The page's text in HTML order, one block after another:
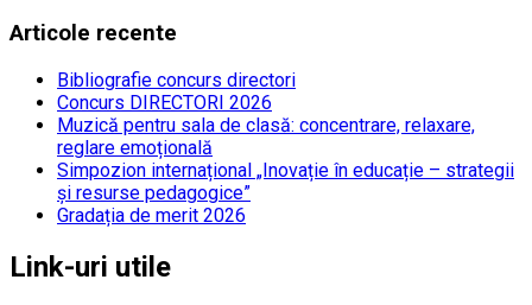
Articole recente
Bibliografie concurs directori
Concurs DIRECTORI 2026
Muzică pentru sala de clasă: concentrare, relaxare,
reglare emoțională
Simpozion internațional „Inovație în educație – strategii
și resurse pedagogice”
Gradația de merit 2026
Link-uri utile